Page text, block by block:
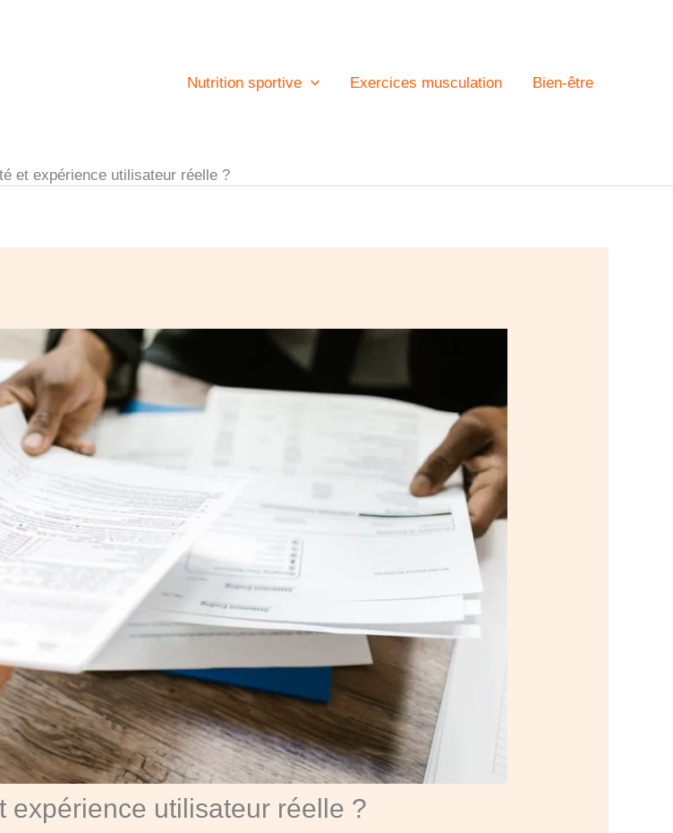
Nutrition sportive
Exercices musculation Bien-être
et expérience utilisateur réelle ?
expérience utilisateur réelle ?